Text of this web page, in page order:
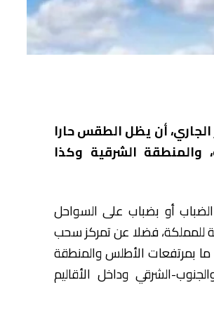
للأرصاد الجوية، يوم غد السبت 06 شتنبر الجاري، أن يظل الطقس حارا
والمنطقة الشرقية وكذا
أو بضباب على السواحل
للمملكة، فضلا عن تمركز سحب
بمرتفعات الأطلس والمنطقة
الشرقي وداخل الأقاليم